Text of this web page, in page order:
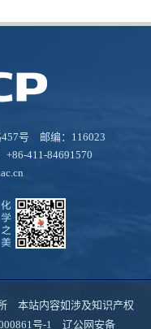
457号 邮编：116023
411-84691570
本站内容如涉及知识产权
号-1 辽公网安备